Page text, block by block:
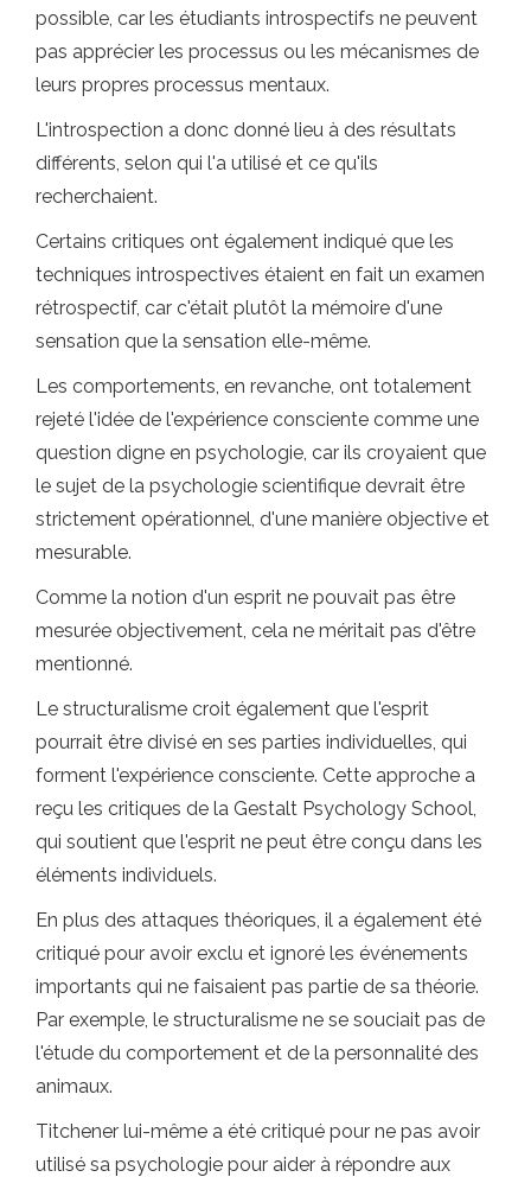
possible, car les étudiants introspectifs ne peuvent
pas apprécier les processus ou les mécanismes de
leurs propres processus mentaux.
L'introspection a donc donné lieu à des résultats
différents, selon qui l'a utilisé et ce qu'ils
recherchaient.
Certains critiques ont également indiqué que les
techniques introspectives étaient en fait un examen
rétrospectif, car c'était plutôt la mémoire d'une
sensation que la sensation elle-même.
Les comportements, en revanche, ont totalement
rejeté l'idée de l'expérience consciente comme une
question digne en psychologie, car ils croyaient que
le sujet de la psychologie scientifique devrait être
strictement opérationnel, d'une manière objective et
mesurable.
Comme la notion d'un esprit ne pouvait pas être
mesurée objectivement, cela ne méritait pas d'être
mentionné.
Le structuralisme croit également que l'esprit
pourrait être divisé en ses parties individuelles, qui
forment l'expérience consciente. Cette approche a
reçu les critiques de la Gestalt Psychology School,
qui soutient que l'esprit ne peut être conçu dans les
éléments individuels.
En plus des attaques théoriques, il a également été
critiqué pour avoir exclu et ignoré les événements
importants qui ne faisaient pas partie de sa théorie.
Par exemple, le structuralisme ne se souciait pas de
l'étude du comportement et de la personnalité des
animaux.
Titchener lui-même a été critiqué pour ne pas avoir
utilisé sa psychologie pour aider à répondre aux